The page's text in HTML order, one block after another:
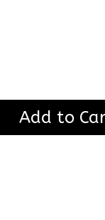
Add to